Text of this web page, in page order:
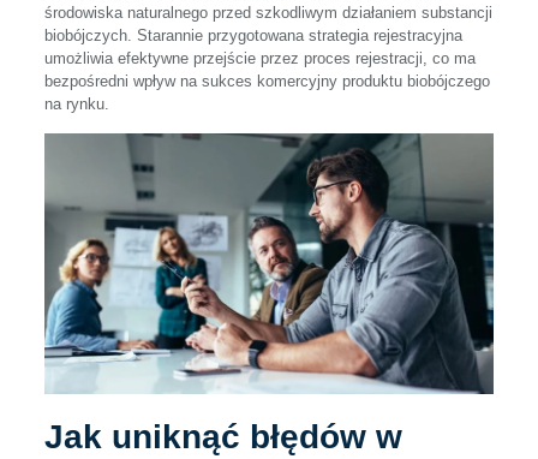
środowiska naturalnego przed szkodliwym działaniem substancji
biobójczych. Starannie przygotowana strategia rejestracyjna
umożliwia efektywne przejście przez proces rejestracji, co ma
bezpośredni wpływ na sukces komercyjny produktu biobójczego
na rynku.
Jak uniknąć błędów w